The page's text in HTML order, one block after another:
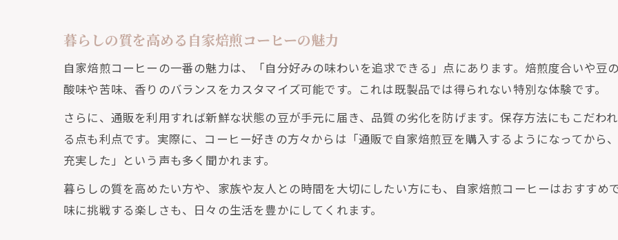
自家焙煎コーヒーで豊かな暮らしを叶える方法
自家焙煎コーヒーが日常を彩る理由とは
限定ブレンドや新商品を楽しみ尽くす秘訣
季節限定の自家焙煎コーヒーを楽しみ尽くすコツ
暮らしの質を高める自家焙煎コーヒーの魅力
自家焙煎コーヒーの一番の魅力は、「自分好みの味わいを追求できる」点にあります。焙煎度合いや豆
酸味や苦味、香りのバランスをカスタマイズ可能です。これは既製品では得られない特別な体験です。
さらに、通販を利用すれば新鮮な状態の豆が手元に届き、品質の劣化を防げます。保存方法にもこだわ
る点も利点です。実際に、コーヒー好きの方々からは「通販で自家焙煎豆を購入するようになってから
充実した」という声も多く聞かれます。
暮らしの質を高めたい方や、家族や友人との時間を大切にしたい方にも、自家焙煎コーヒーはおすすめ
味に挑戦する楽しさも、日々の生活を豊かにしてくれます。